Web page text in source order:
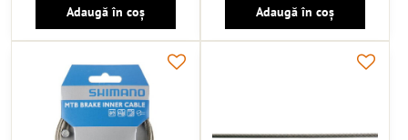
Adaugă în coș Adaugă în coș